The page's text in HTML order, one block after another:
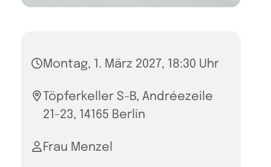
Montag, 1. März 2027, 18:30 Uhr
Töpferkeller S-B, Andréezeile
21-23, 14165 Berlin
Frau Menzel